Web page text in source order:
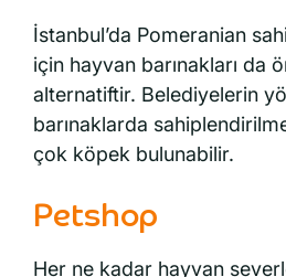
İstanbul’da Pomeranian
için hayvan barınakları da
alternatiftir. Belediyelerin
barınaklarda
çok köpek bulunabilir.
Petshop
Her ne kadar hayvan